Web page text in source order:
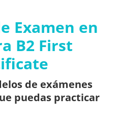
Examen en
B2 First
de exámenes
puedas practicar